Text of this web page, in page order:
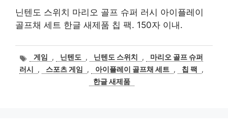
닌텐도 스위치 마리오 골프 슈퍼 러시 아이플레이
골프채 세트 한글 새제품 칩 팩. 150자 이내.
태
그
게임 , 닌텐도 , 닌텐도 스위치 ,
마리오 골프 슈퍼
러시
, 스포츠 게임 , 아이플레이 골프채 세트 , 칩 팩
,
한글 새제품